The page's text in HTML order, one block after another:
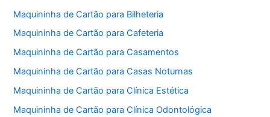
Maquininha de Cartão para Bilheteria
Maquininha de Cartão para Cafeteria
Maquininha de Cartão para Casamentos
Maquininha de Cartão para Casas Noturnas
Maquininha de Cartão para Clínica Estética
Maquininha de Cartão para Clínica Odontológica